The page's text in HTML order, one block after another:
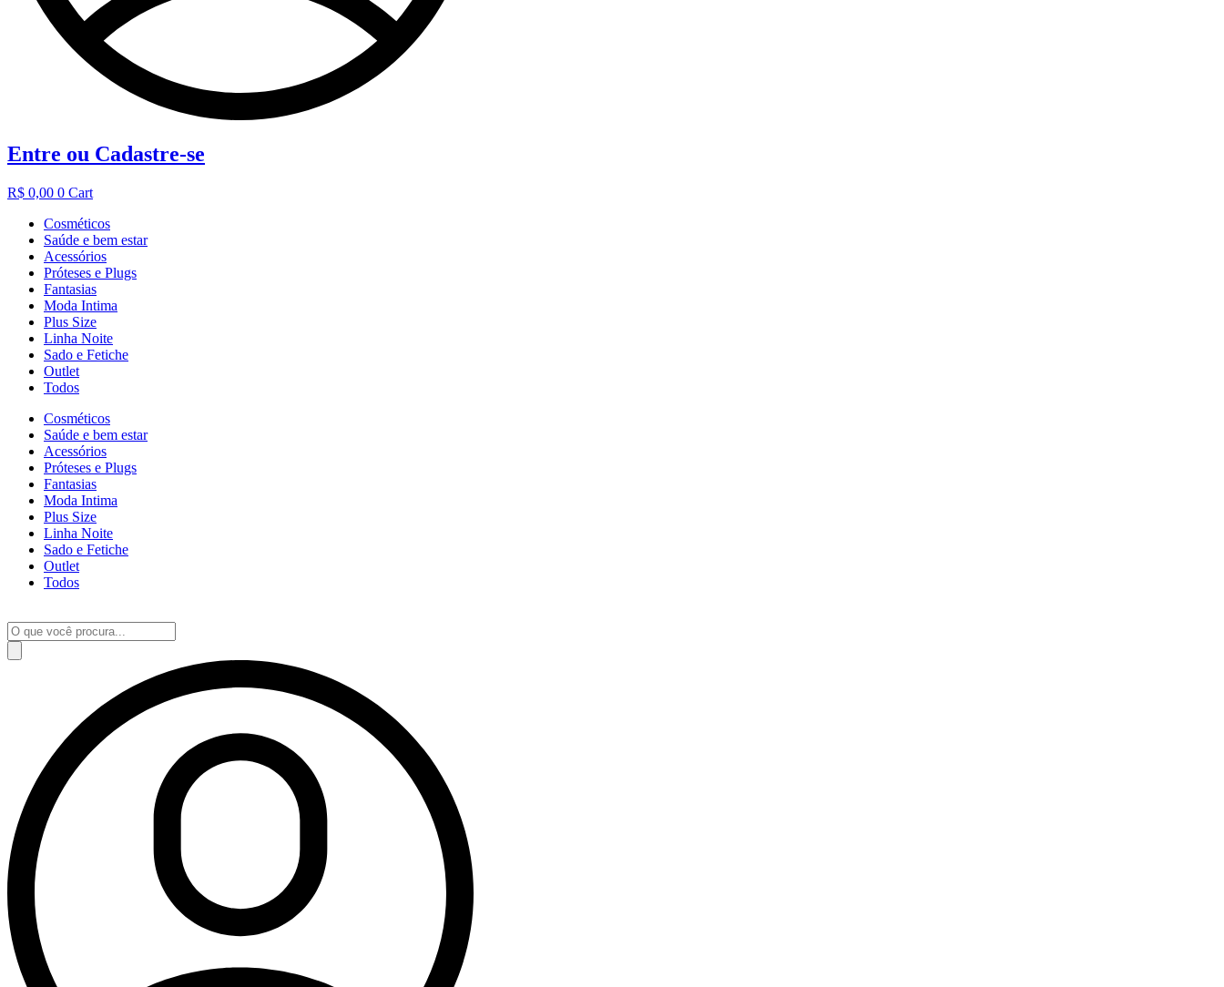
Entre ou Cadastre-se
R$ 0,00 0 Cart
Cosméticos
Saúde e bem estar
Acessórios
Próteses e Plugs
Fantasias
Moda Intima
Plus Size
Linha Noite
Sado e Fetiche
Outlet
Todos
Cosméticos
Saúde e bem estar
Acessórios
Próteses e Plugs
Fantasias
Moda Intima
Plus Size
Linha Noite
Sado e Fetiche
Outlet
Todos
Pesquisar
produtos